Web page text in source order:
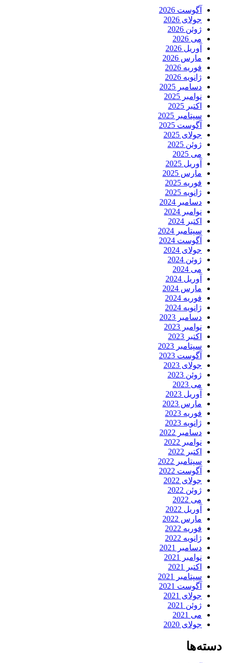
آگوست 2026
جولای 2026
ژوئن 2026
می 2026
آوریل 2026
مارس 2026
فوریه 2026
ژانویه 2026
دسامبر 2025
نوامبر 2025
اکتبر 2025
سپتامبر 2025
آگوست 2025
جولای 2025
ژوئن 2025
می 2025
آوریل 2025
مارس 2025
فوریه 2025
ژانویه 2025
دسامبر 2024
نوامبر 2024
اکتبر 2024
سپتامبر 2024
آگوست 2024
جولای 2024
ژوئن 2024
می 2024
آوریل 2024
مارس 2024
فوریه 2024
ژانویه 2024
دسامبر 2023
نوامبر 2023
اکتبر 2023
سپتامبر 2023
آگوست 2023
جولای 2023
ژوئن 2023
می 2023
آوریل 2023
مارس 2023
فوریه 2023
ژانویه 2023
دسامبر 2022
نوامبر 2022
اکتبر 2022
سپتامبر 2022
آگوست 2022
جولای 2022
ژوئن 2022
می 2022
آوریل 2022
مارس 2022
فوریه 2022
ژانویه 2022
دسامبر 2021
نوامبر 2021
اکتبر 2021
سپتامبر 2021
آگوست 2021
جولای 2021
ژوئن 2021
می 2021
جولای 2020
دسته‌ها